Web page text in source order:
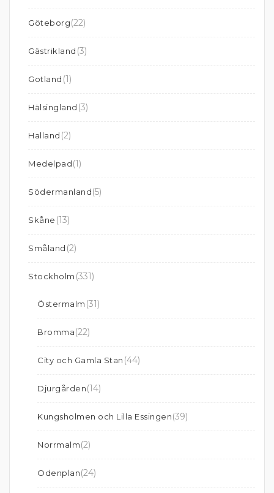
Göteborg(22)
Gästrikland (3)
Gotland (1)
Hälsingland (3)
Halland (2)
Medelpad(1)
Södermanland(5)
Skåne (13)
Småland (2)
Stockholm (331)
Östermalm (31)
Bromma(22)
City och Gamla Stan (44)
Djurgården(14)
Kungsholmen och Lilla Essingen(39)
Norrmalm(2)
Odenplan(24)